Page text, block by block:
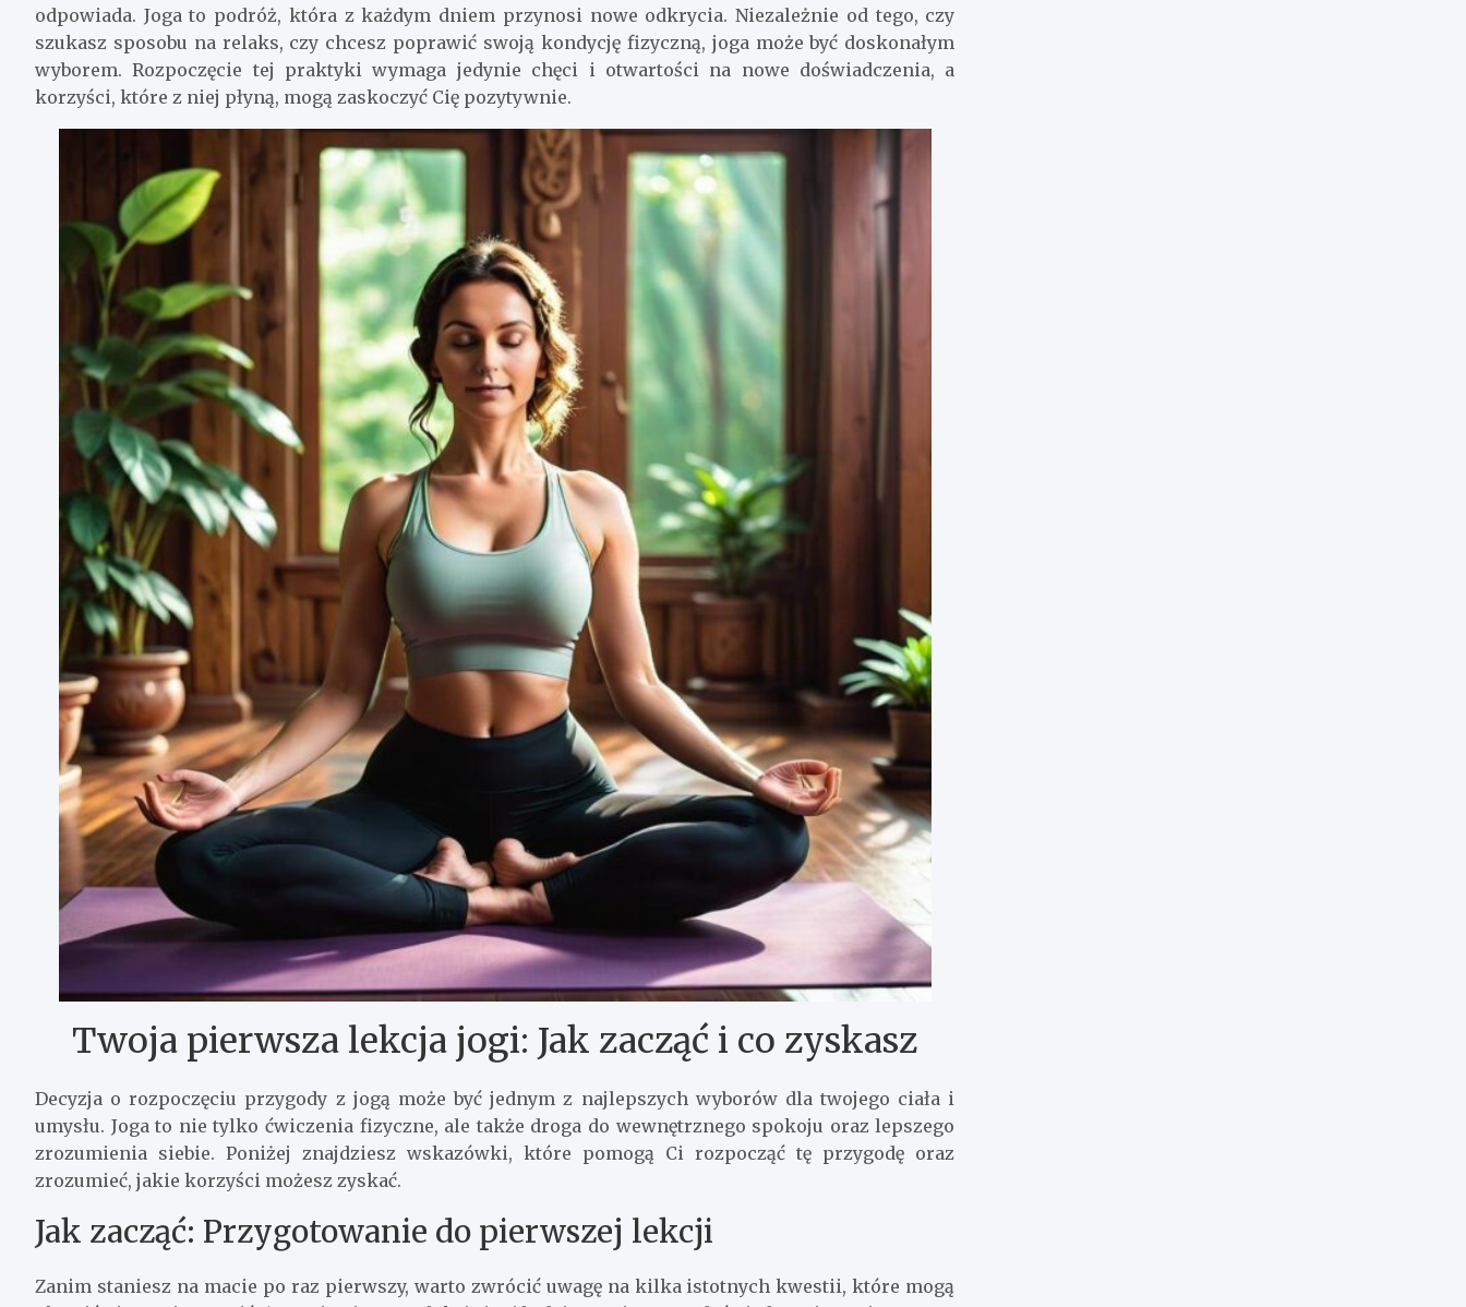
odpowiada. Joga to podróż, która z każdym dniem przynosi nowe odkrycia. Niezależnie od tego, czy
szukasz sposobu na relaks, czy chcesz poprawić swoją kondycję fizyczną, joga może być doskonałym
wyborem. Rozpoczęcie tej praktyki wymaga jedynie chęci i otwartości na nowe doświadczenia, a
korzyści, które z niej płyną, mogą zaskoczyć Cię pozytywnie.
Twoja pierwsza lekcja jogi: Jak zacząć i co zyskasz
Decyzja o rozpoczęciu przygody z jogą może być jednym z najlepszych wyborów dla twojego ciała i
umysłu. Joga to nie tylko ćwiczenia fizyczne, ale także droga do wewnętrznego spokoju oraz lepszego
zrozumienia siebie. Poniżej znajdziesz wskazówki, które pomogą Ci rozpocząć tę przygodę oraz
zrozumieć, jakie korzyści możesz zyskać.
Jak zacząć: Przygotowanie do pierwszej lekcji
Zanim staniesz na macie po raz pierwszy, warto zwrócić uwagę na kilka istotnych kwestii, które mogą